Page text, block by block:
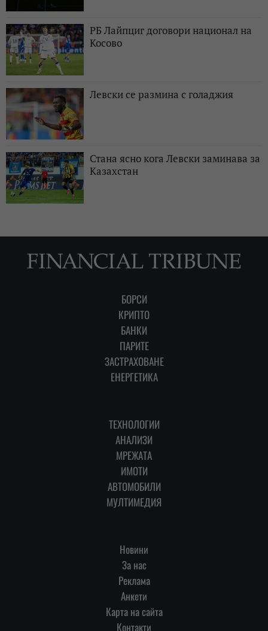
РБ Лайпциг договори национал на
Косово
Левски се размина с голаджия
Стана ясно кога Левски заминава за
Казахстан
БОРСИ
КРИПТО
БАНКИ
ПАРИТЕ
ЗАСТРАХОВАНЕ
ЕНЕРГЕТИКА
ТЕХНОЛОГИИ
АНАЛИЗИ
МРЕЖАТА
ИМОТИ
АВТОМОБИЛИ
МУЛТИМЕДИЯ
Новини
За нас
Реклама
Анкети
Карта на сайта
Контакти